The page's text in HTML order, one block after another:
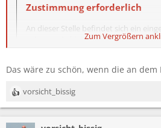
Zustimmung erforderlich
An dieser Stelle befindet sich ein
externen Anbieters (z. B. von
deine Zustimmung zum Setzen von
Weitere Informationen findest du in
Zum Vergrößern
Das wäre zu schön, wenn die an
R
e
vorsicht_bissig